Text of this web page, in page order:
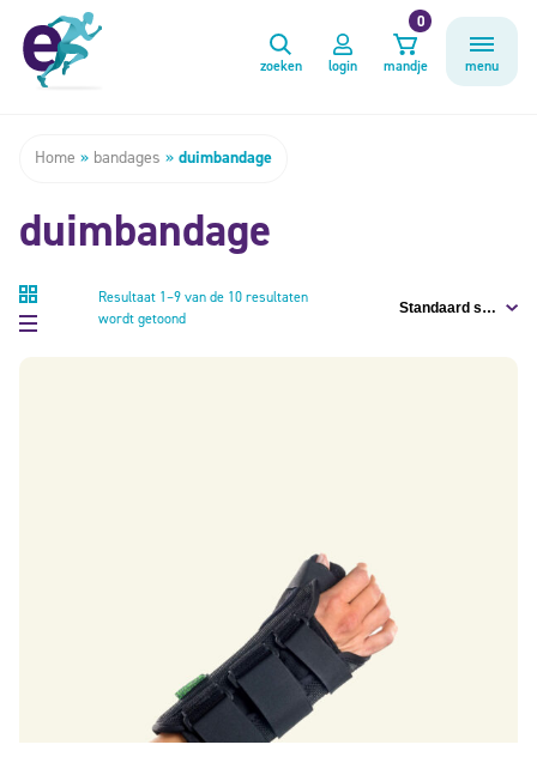
zoeken login mandje
0
menu
Home » bandages » duimbandage
duimbandage
Resultaat 1–9 van de 10 resultaten
wordt getoond